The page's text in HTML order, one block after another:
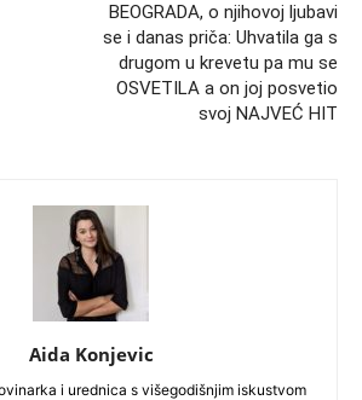
BEOGRADA, o njihovoj ljubavi
se i danas priča: Uhvatila ga s
drugom u krevetu pa mu se
OSVETILA a on joj posvetio
svoj NAJVEĆ HIT
Aida Konjevic
i urednica s višegodišnjim iskustvom